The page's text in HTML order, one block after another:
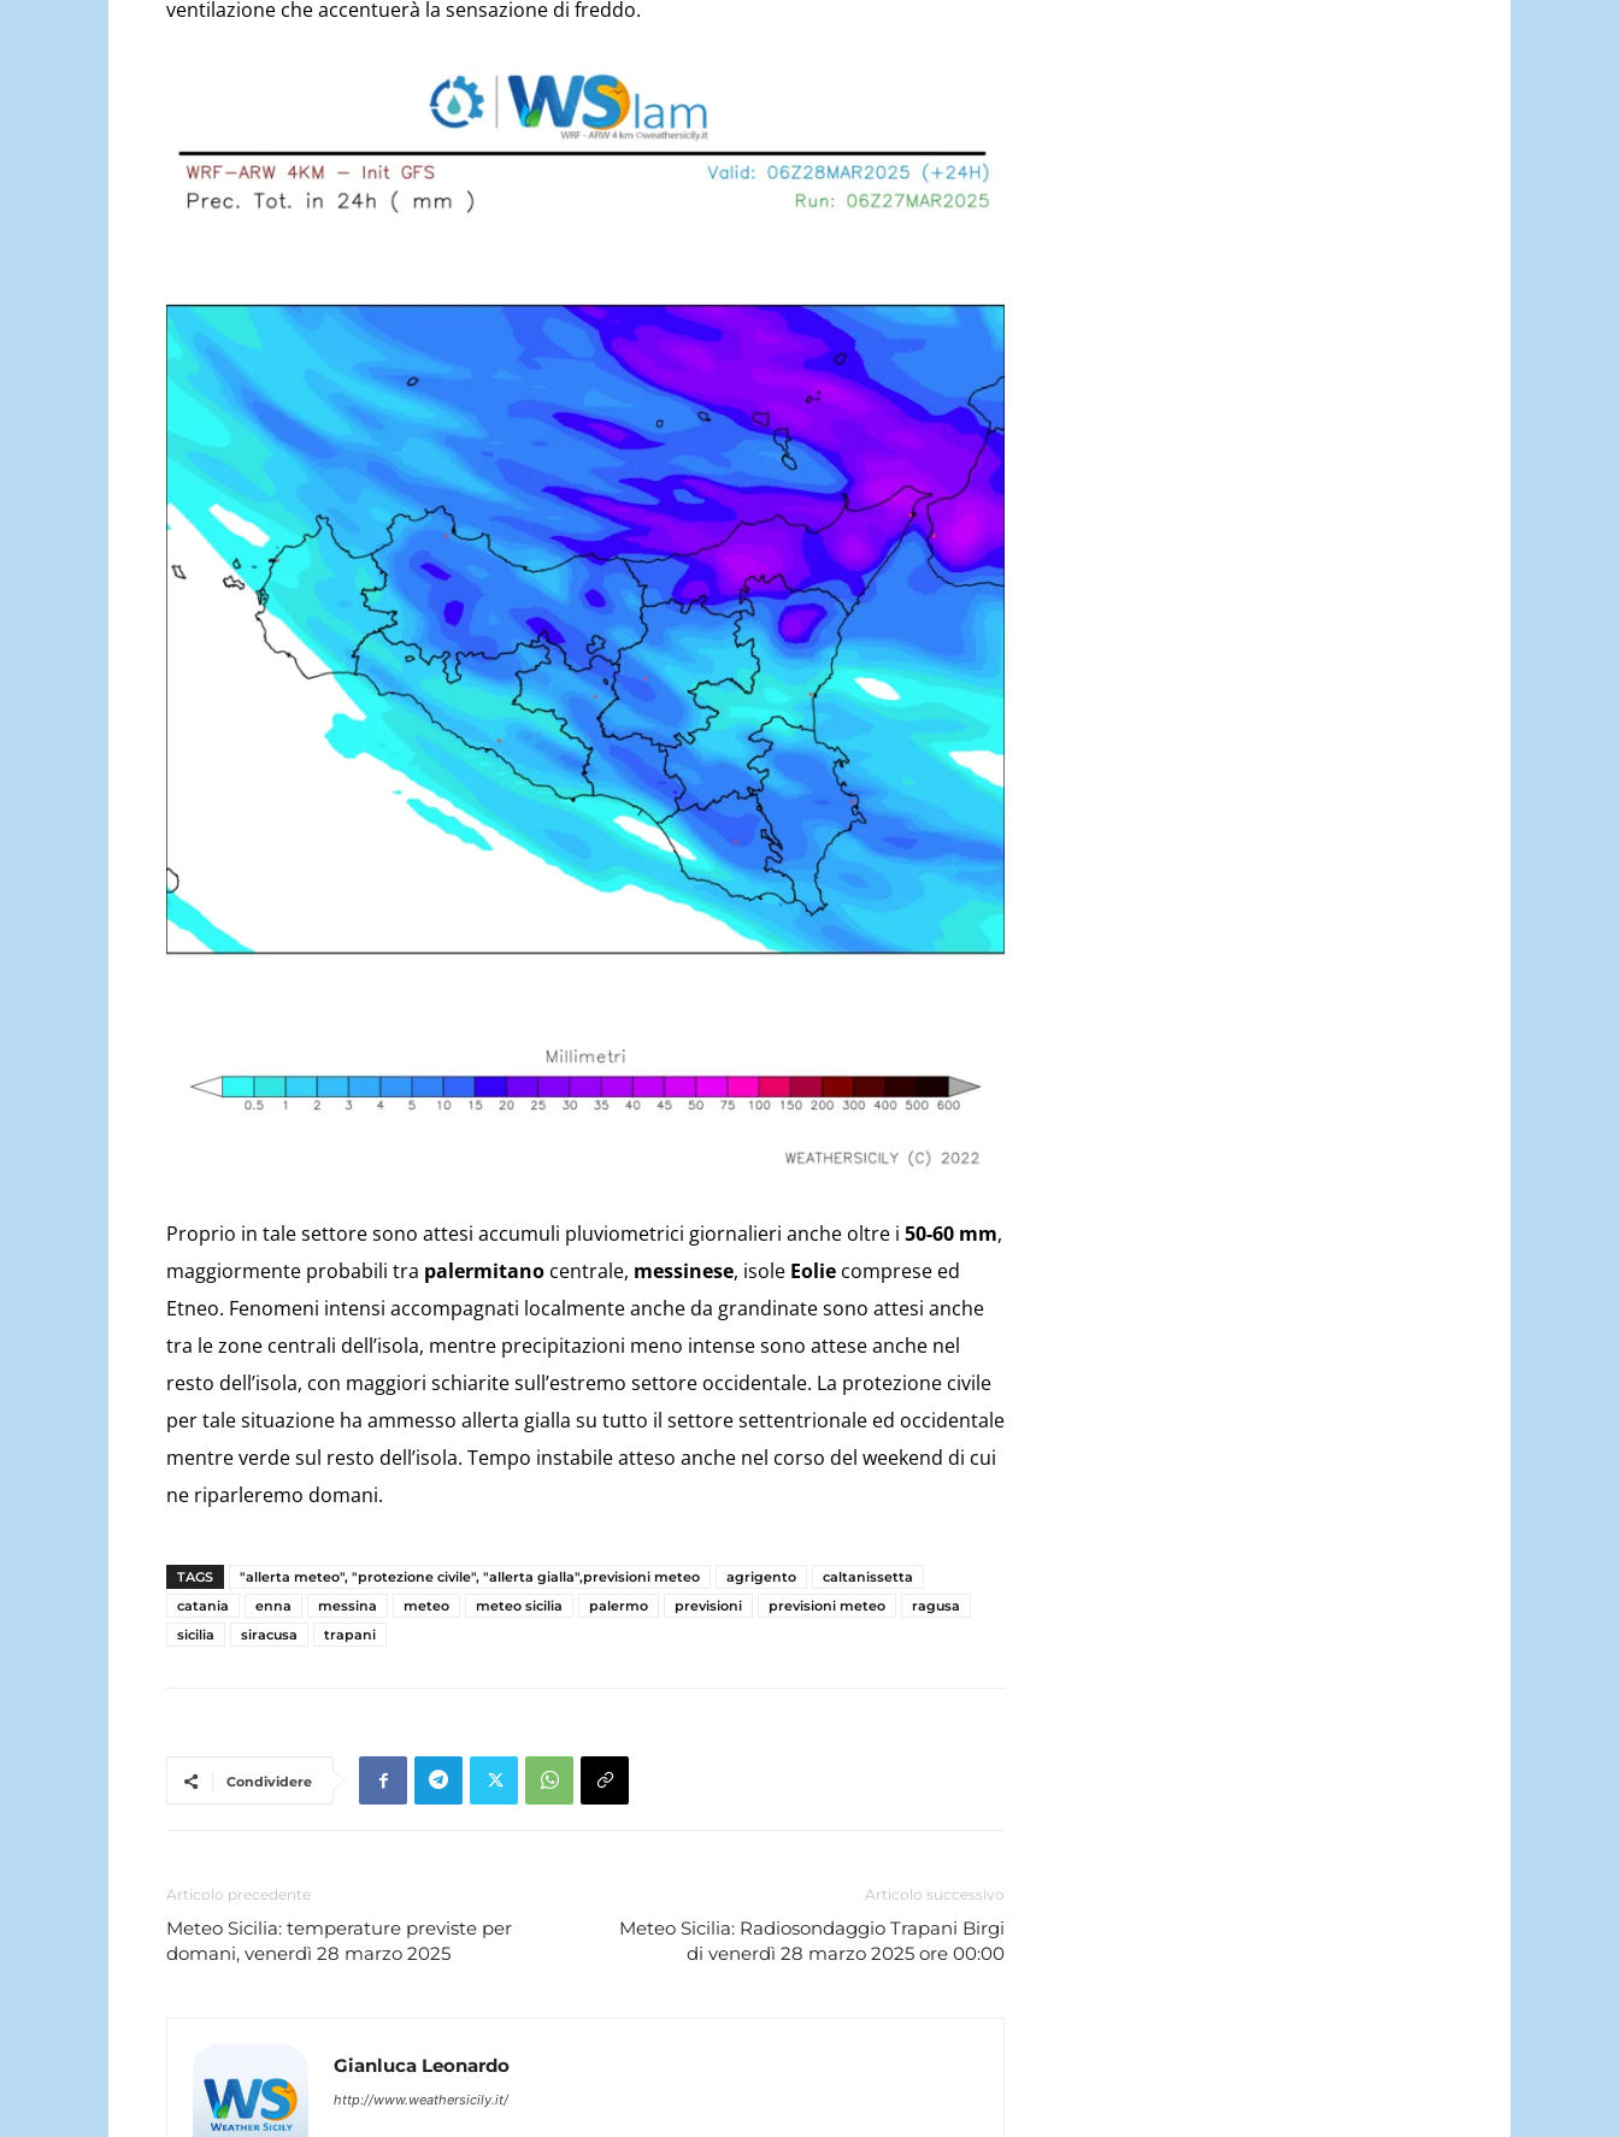
ventilazione che accentuerà la sensazione di freddo.
Proprio in tale settore sono attesi accumuli pluviometrici giornalieri anche oltre i 50-60 mm,
maggiormente probabili tra palermitano centrale, messinese, isole Eolie comprese ed
Etneo. Fenomeni intensi accompagnati localmente anche da grandinate sono attesi anche
tra le zone centrali dell’isola, mentre precipitazioni meno intense sono attese anche nel
resto dell’isola, con maggiori schiarite sull’estremo settore occidentale. La protezione civile
per tale situazione ha ammesso allerta gialla su tutto il settore settentrionale ed occidentale
mentre verde sul resto dell’isola. Tempo instabile atteso anche nel corso del weekend di cui
ne riparleremo domani.
TAGS "allerta meteo", "protezione civile", "allerta gialla",previsioni meteo agrigento
caltanissetta
catania
enna messina meteo meteo sicilia palermo previsioni previsioni meteo
ragusa
sicilia
siracusa trapani
Condividere
Articolo precedente
Meteo Sicilia: temperature previste per
domani, venerdì 28 marzo 2025
Articolo successivo
Meteo Sicilia: Radiosondaggio Trapani Birgi
di venerdì 28 marzo 2025 ore 00:00
Gianluca Leonardo
http://www.weathersicily.it/